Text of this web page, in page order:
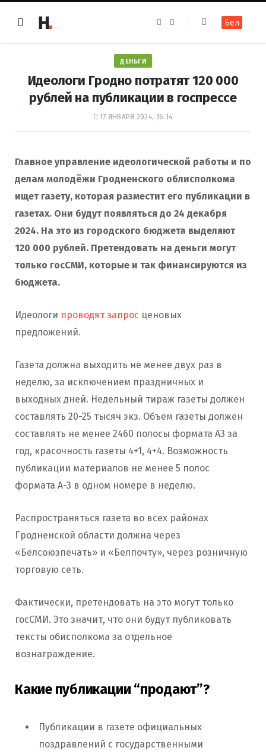
e
k
t
a
m
Бел
ДЕНЬГИ
Идеологи Гродно потратят 120 000
рублей на публикации в госпрессе
17 ЯНВАРЯ 2024, 16:14
Главное управление идеологической работы и по
делам молодёжи Гродненского облисполкома
ищет газету, которая разместит его публикации в
газетах. Они будут появляться до 24 декабря
2024. На это из городского бюджета выделяют
120 000 рублей. Претендовать на деньги могут
только госСМИ, которые и так финансируются из
бюджета.
Идеологи проводят запрос ценовых
предложений.
Газета должна выходить не менее двух раз в
неделю, за исключением праздничных и
выходных дней. Недельный тираж газеты должен
составлять 20-25 тысяч экз. Объем газеты должен
составлять не менее 2460 полосы формата А3 за
год, красочность газеты 4+1, 4+4. Возможность
публикации материалов не менее 5 полос
формата А-3 в одном номере в неделю.
Распространяться газета во всех районах
Гродненской области должна через
«Белсоюзпечать» и «Белпочту», через розничную
торговую сеть.
Фактически, претендовать на это могут только
госСМИ. Это значит, что они будут публиковать
тексты обисполкома за отдельное
вознаграждение.
Какие публикации “продают”?
Публикации в газете официальных
поздравлений с государственными